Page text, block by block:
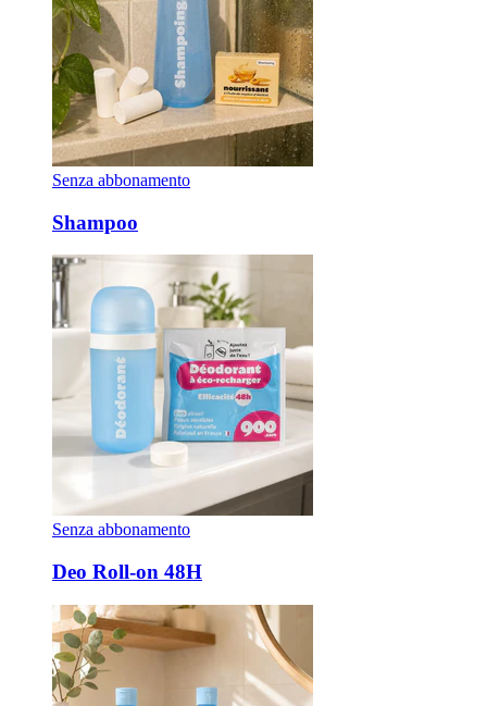
Senza abbonamento
Shampoo
Senza abbonamento
Deo Roll-on 48H